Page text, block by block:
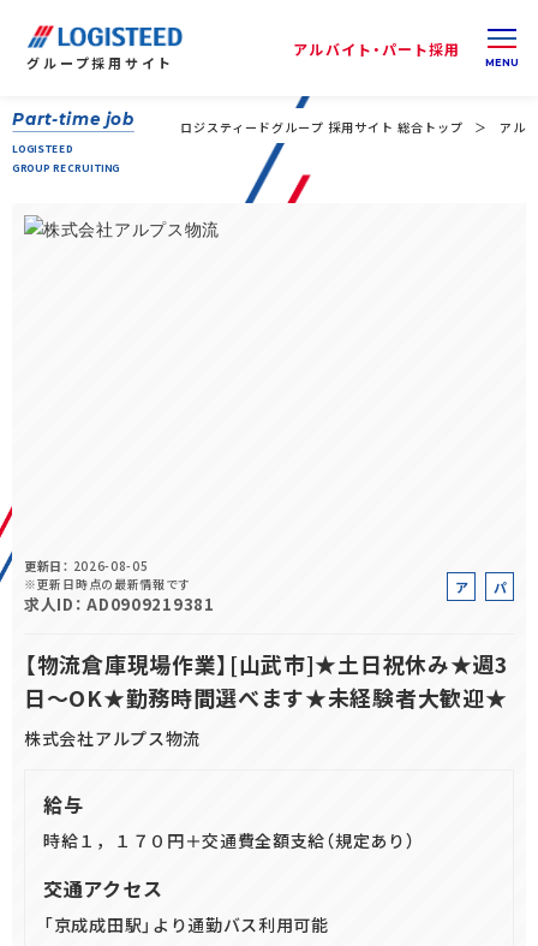
グループ採用サイト
アルバイト・パート採用
アルバイト・パート採用
Part-time job
LOGISTEED
GROUP RECRUITING
ロジスティードグループ 採用サイト 総合トップ アル
更新日
2026-08-05
※更新日時点の最新情報です
求人ID AD0909219381
ア
イ
ト
パ
【物流倉庫現場作業】[山武市]★土日祝休み★週3
日～OK★勤務時間選べます★未経験者大歓迎★
株式会社アルプス物流
給与
時給１，１７０円＋交通費全額支給（規定あり）
交通アクセス
「京成成田駅」より通勤バス利用可能